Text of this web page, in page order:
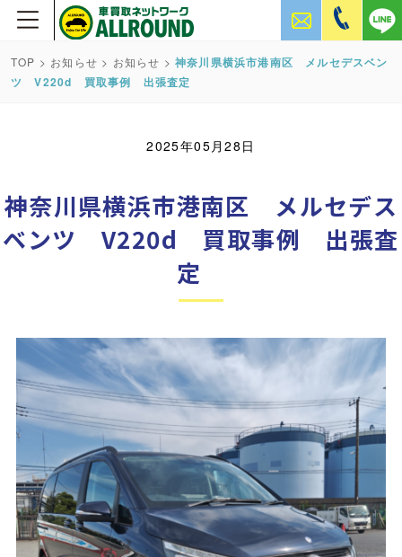
TOP > お知らせ > お知らせ >神奈川県横浜市港南区 メルセデスベン
ツ V220d 買取事例 出張査定
2025年05月28日
神奈川県横浜市港南区 メルセデス
ベンツ V220d 買取事例 出張査
定